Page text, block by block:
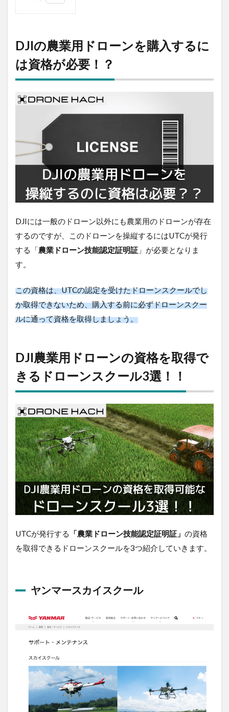
DJIの
ンを購
には資
2
ローン
の資格
を取得
できる
ドロー
ンスク
ール3
選！！
2.1
マー
スカ
2.2
コハ
タド
ロー
ル
2.3
高岡
屋ド
ンス
クー
ル
3
DJI
農
業
用
ド
の
人
格
や
徴
に
つ
い
て
DJIの農業用ドローンを購入する
には資格が必要！？
在するのですが、このドローンを操縦するにはUTCが
発行する「 農業ドローン技能認定証明証 」が必要とな
ります。
しか取得できないため、購入する前に必ずドローンス
クールに通って資格を取得しましょう。
DJI農業用ドローンの資格を取得
できるドローンスクール3選！！
格を取得できるドローンスクールを3つ紹介していきま
す。
ヤンマースカイスクール